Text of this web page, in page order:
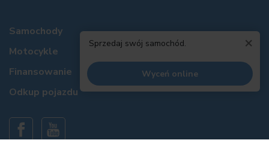
Samochody
Motocykle
Finansowanie
Odkup pojazdu
×
Sprzedaj swój samochód.
Wyceń online